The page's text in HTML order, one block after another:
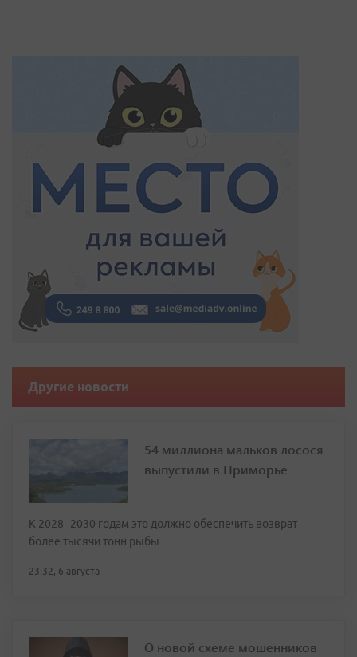
Другие новости
54 миллиона мальков лосося
выпустили в Приморье
К 2028–2030 годам это должно обеспечить возврат
более тысячи тонн рыбы
23:32, 6 августа
О новой схеме мошенников